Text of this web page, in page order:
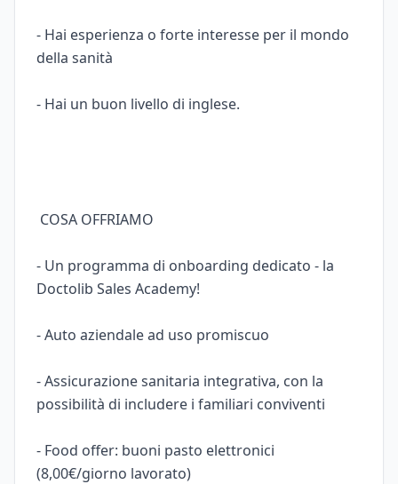
- Hai esperienza o forte interesse per il mondo
della sanità
- Hai un buon livello di inglese.
COSA OFFRIAMO
- Un programma di onboarding dedicato - la
Doctolib Sales Academy!
- Auto aziendale ad uso promiscuo
- Assicurazione sanitaria integrativa, con la
possibilità di includere i familiari conviventi
- Food offer: buoni pasto elettronici
(8,00€/giorno lavorato)